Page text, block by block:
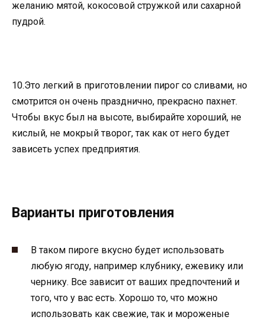
желанию мятой, кокосовой стружкой или сахарной
пудрой.
10.Это легкий в приготовлении пирог со сливами, но
смотрится он очень празднично, прекрасно пахнет.
Чтобы вкус был на высоте, выбирайте хороший, не
кислый, не мокрый творог, так как от него будет
зависеть успех предприятия.
Варианты приготовления
В таком пироге вкусно будет использовать
любую ягоду, например клубнику, ежевику или
чернику. Все зависит от ваших предпочтений и
того, что у вас есть. Хорошо то, что можно
использовать как свежие, так и мороженые